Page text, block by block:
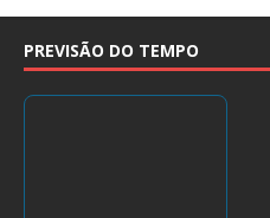
PREVISÃO DO TEMPO